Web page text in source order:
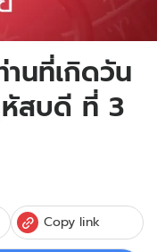
นที่เกิดวัน
สบดี ที่ 3
Copy link